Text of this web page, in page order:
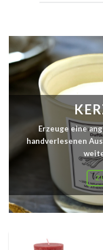
Erzeuge eine
handverlesenen